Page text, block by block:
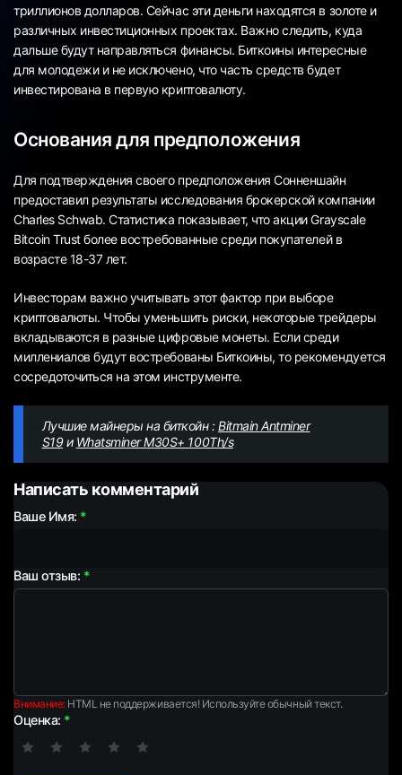
триллионов долларов. Сейчас эти деньги находятся в золоте и
различных инвестиционных проектах. Важно следить, куда
дальше будут направляться финансы. Биткоины интересные
для молодежи и не исключено, что часть средств будет
инвестирована в первую криптовалюту.
Основания для предположения
Для подтверждения своего предположения Сонненшайн
предоставил результаты исследования брокерской компании
Charles Schwab. Статистика показывает, что акции Grayscale
Bitcoin Trust более востребованные среди покупателей в
возрасте 18-37 лет.
Инвесторам важно учитывать этот фактор при выборе
криптовалюты. Чтобы уменьшить риски, некоторые трейдеры
вкладываются в разные цифровые монеты. Если среди
миллениалов будут востребованы Биткоины, то рекомендуется
сосредоточиться на этом инструменте.
Лучшие майнеры на биткойн :Bitmain Antminer
S19и Whatsminer M30S+ 100Th/s
Написать комментарий
Ваше Имя:
Ваш отзыв:
Внимание:HTML не поддерживается! Используйте обычный текст.
Оценка: